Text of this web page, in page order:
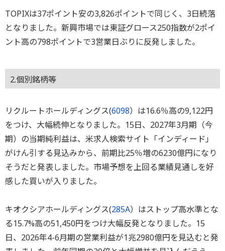
TOPIXは37ポイント安の3,826ポイントで同じく、3日続落
となりました。新興市場では東証グロース250指数が2ポイ
ント高の798ポイントで3営業日ぶりに反発しました。
2.個別銘柄等
リクルートホールディングス(6098）は16.6％高の9,122円
をつけ、大幅続伸となりました。15日、2027年3月期（今
期）の当期純利益は、米求人検索サイト「インディード」
がけん引する見込みから、前期比25％増の6230億円になり
そうだと発表しました。市場予想を上回る業績見通しを好
感した買いが入りました。
キオクシアホールディングス(285A）はストップ高水準とな
る15.7%高の51,450円をつけ大幅反発となりました。15
日、2026年4-6月期の営業利益が1兆2980億円を見込むと発